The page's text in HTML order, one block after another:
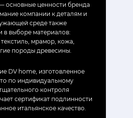
основные ценности бренда
компании к деталям и
среде также
в выборе материалов:
мрамор, кожа,
породы древесины.
DV home, изготовленное
по индивидуальному
контроля
сертификат подлинности
итальянское качество.